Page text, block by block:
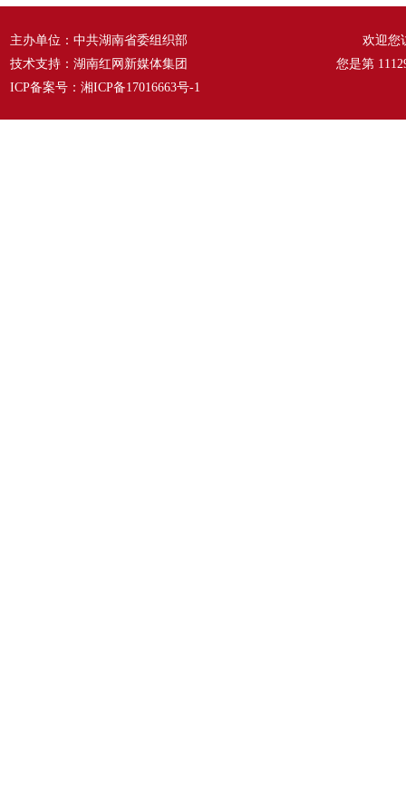
主办单位：中共湖南省委组织部
技术支持：湖南红网新媒体集团
ICP备案号： 湘ICP备17016663号-1
欢迎您
您是第